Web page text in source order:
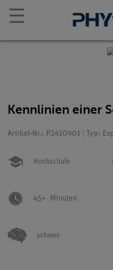
☰
Kennlinien einer
Artikel-Nr.: P2410901 | Typ:
Hochschule
45+ Minuten
schwer